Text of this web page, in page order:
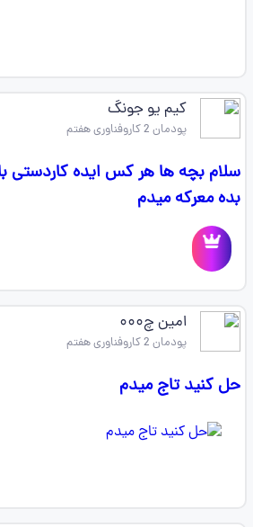
کیم یو جونگ
پودمان 2 کاروفناوری هفتم
سلام بچه ها هر کس ایده کاردستی
بده معرکه میدم
امین چ۰۰۰
پودمان 2 کاروفناوری هفتم
حل کنید تاج میدم